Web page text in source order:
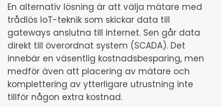
En alternativ lösning är att välja mätare med
trådlös IoT-teknik som skickar data till
gateways anslutna till internet. Sen går data
direkt till överordnat system (SCADA). Det
innebär en väsentlig kostnadsbesparing, men
medför även att placering av mätare och
komplettering av ytterligare utrustning inte
tillför någon extra kostnad.